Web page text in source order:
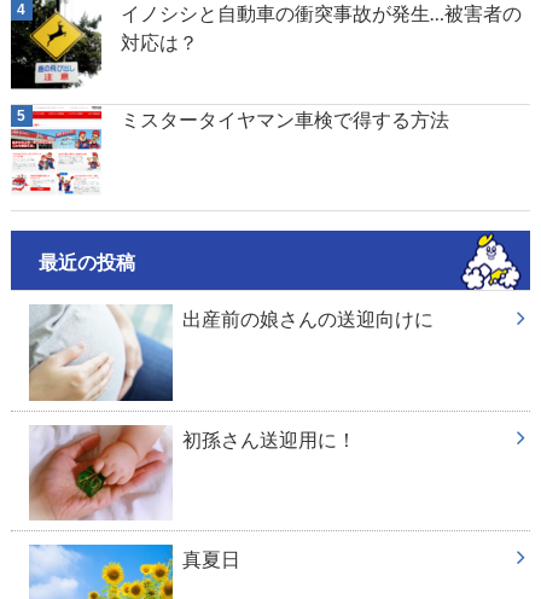
イノシシと自動車の衝突事故が発生…被害者の
対応は？
ミスタータイヤマン車検で得する方法
最近の投稿
出産前の娘さんの送迎向けに
初孫さん送迎用に！
真夏日